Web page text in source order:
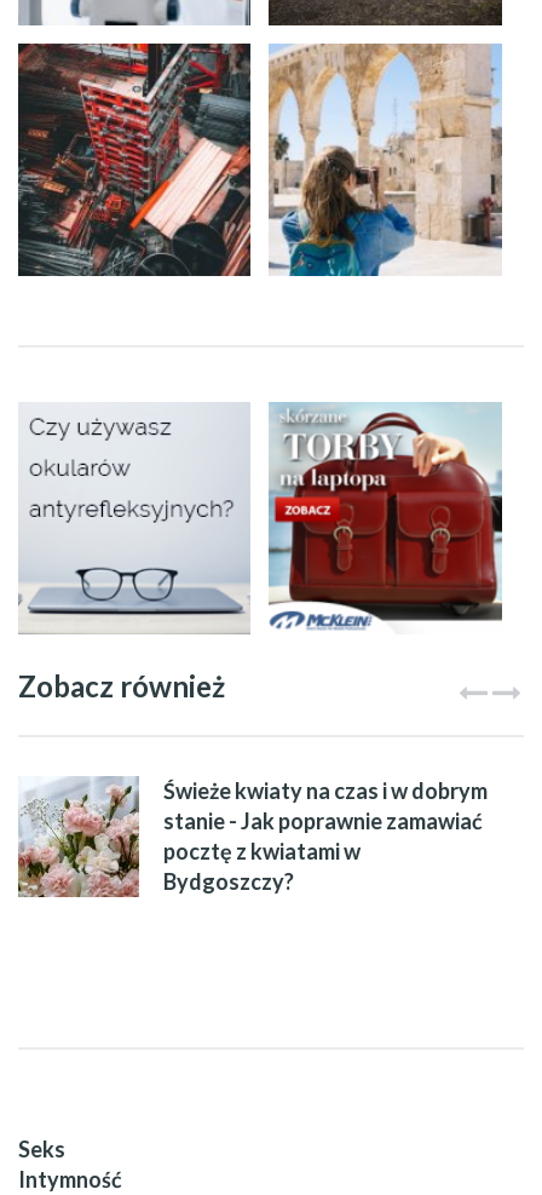
Zobacz również
Świeże kwiaty na czas i w dobrym
stanie - Jak poprawnie zamawiać
pocztę z kwiatami w
Bydgoszczy?
Seks
Intymność